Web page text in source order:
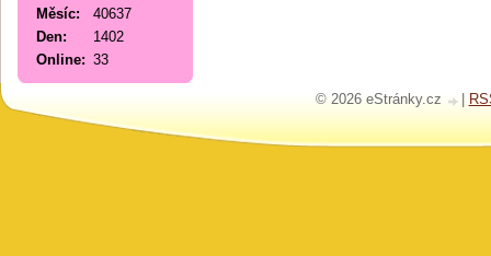
Online: 33
Měsíc:
40637
Den:
1402
© 2026 eStránky.cz